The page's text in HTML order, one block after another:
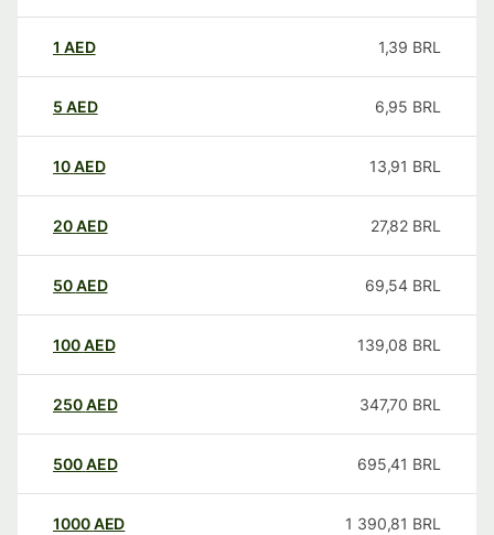
1 AED 1,39 BRL
5 AED 6,95 BRL
10AED 13,91 BRL
20AED 27,82 BRL
50AED 69,54 BRL
100AED 139,08 BRL
250AED 347,70 BRL
500AED 695,41 BRL
1000AED 1 390,81 BRL